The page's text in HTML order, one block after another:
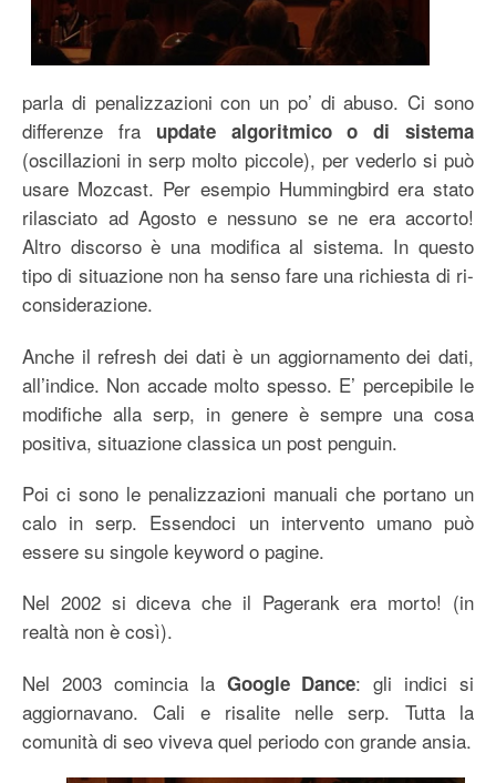
parla di penalizzazioni con un po’ di abuso. Ci sono
differenze fra update algoritmico o di sistema
(oscillazioni in serp molto piccole), per vederlo si può
usare Mozcast. Per esempio Hummingbird era stato
rilasciato ad Agosto e nessuno se ne era accorto!
Altro discorso è una modifica al sistema. In questo
tipo di situazione non ha senso fare una richiesta di ri-
considerazione.
Anche il refresh dei dati è un aggiornamento dei dati,
all’indice. Non accade molto spesso. E’ percepibile le
modifiche alla serp, in genere è sempre una cosa
positiva, situazione classica un post penguin.
Poi ci sono le penalizzazioni manuali che portano un
calo in serp. Essendoci un intervento umano può
essere su singole keyword o pagine.
Nel 2002 si diceva che il Pagerank era morto! (in
realtà non è così).
Nel 2003 comincia la Google Dance: gli indici si
aggiornavano. Cali e risalite nelle serp. Tutta la
comunità di seo viveva quel periodo con grande ansia.